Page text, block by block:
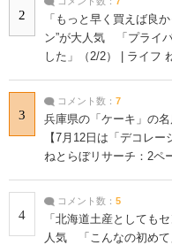
2
「もっと早く買えば良
ン”が大人気 「プライ
した」（2/2） | ライフ
3
コメント数： 7
兵庫県の「ケーキ」の
【7月12日は「デコレ
ねとらぼリサーチ：2ペ
4
コメント数： 5
「北海道土産としても
人気 「こんなの初めて